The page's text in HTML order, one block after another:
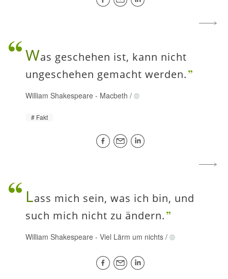
Was geschehen ist, kann nicht
ungeschehen gemacht werden.
William Shakespeare - Macbeth /
Fakt
Lass mich sein, was ich bin, und
such mich nicht zu ändern.
William Shakespeare - Viel Lärm um nichts /